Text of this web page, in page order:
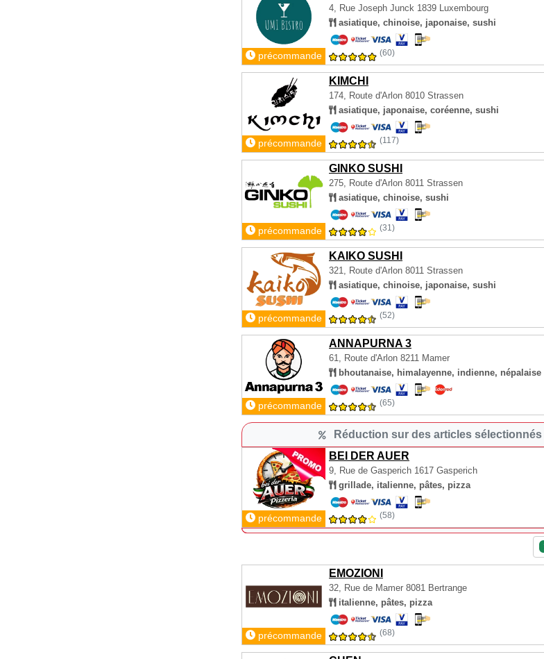
4, Rue Joseph Junck 1839 Luxembourg
asiatique, chinoise, japonaise, sushi
précommande (60)
KIMCHI
174, Route d'Arlon 8010 Strassen
asiatique, japonaise, coréenne, sushi
précommande (117)
GINKO SUSHI
275, Route d'Arlon 8011 Strassen
asiatique, chinoise, sushi
précommande (31)
KAIKO SUSHI
321, Route d'Arlon 8011 Strassen
asiatique, chinoise, japonaise, sushi
précommande (52)
ANNAPURNA 3
61, Route d'Arlon 8211 Mamer
bhoutanaise, himalayenne, indienne, népalaise
précommande (65)
Réduction sur des articles sélectionnés
BEI DER AUER
9, Rue de Gasperich 1617 Gasperich
grillade, italienne, pâtes, pizza
précommande (58)
EMOZIONI
32, Rue de Mamer 8081 Bertrange
italienne, pâtes, pizza
précommande (68)